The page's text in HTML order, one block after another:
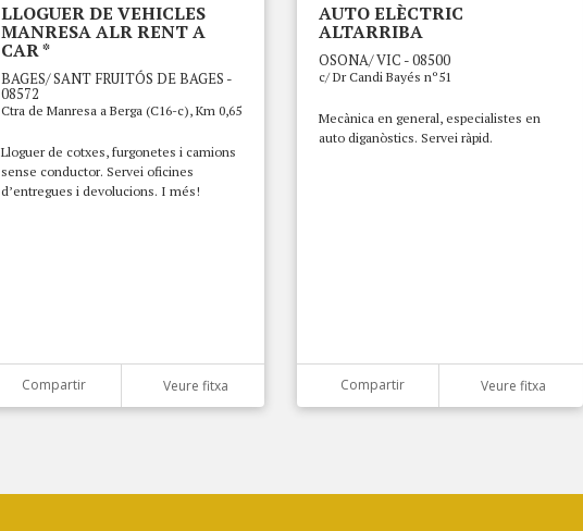
LLOGUER DE VEHICLES
MANRESA ALR RENT A
CAR *
BAGES/ SANT FRUITÓS DE BAGES -
08572
Ctra de Manresa a Berga (C16-c), Km 0,65
Lloguer de cotxes, furgonetes i camions
sense conductor. Servei oficines
d’entregues i devolucions. I més!
Compartir Veure fitxa
AUTO ELÈCTRIC
ALTARRIBA
OSONA/ VIC - 08500
c/ Dr Candi Bayés nº51
Mecànica en general, especialistes en
auto diganòstics. Servei ràpid.
Compartir Veure fitxa